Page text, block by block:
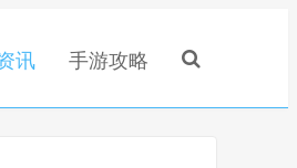
讯 手游攻略